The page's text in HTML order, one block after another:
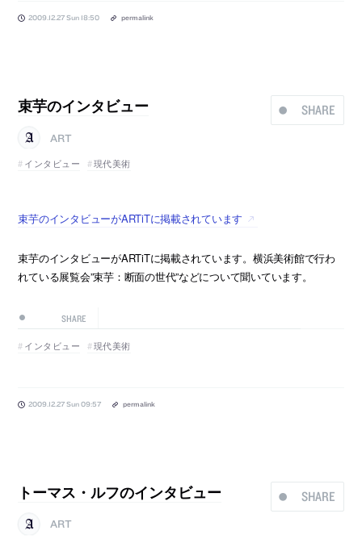
2009.12.27 Sun 18:50 permalink
SHARE
束芋のインタビュー
ART
インタビュー
現代美術
束芋のインタビューがARTiTに掲載されています
束芋のインタビューがARTiTに掲載されています。横浜美術館で行わ
れている展覧会”束芋：断面の世代”などについて聞いています。
SHARE
インタビュー 現代美術
2009.12.27 Sun 09:57 permalink
SHARE
トーマス・ルフのインタビュー
ART